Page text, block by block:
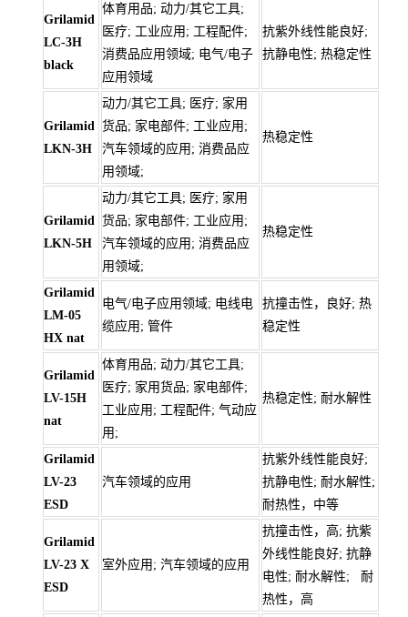
Grilamid
LC-3H
black
体育用品; 动力/其它工具;
医疗; 工业应用; 工程配件;
消费品应用领域; 电气/电子
应用领域
抗紫外线性能良好;
抗静电性; 热稳定性
Grilamid
LKN-3H
动力/其它工具; 医疗; 家用
货品; 家电部件; 工业应用;
汽车领域的应用; 消费品应
用领域;
热稳定性
Grilamid
LKN-5H
动力/其它工具; 医疗; 家用
货品; 家电部件; 工业应用;
汽车领域的应用; 消费品应
用领域;
热稳定性
Grilamid
LM-05
HX nat
电气/电子应用领域; 电线电
缆应用; 管件
抗撞击性，良好; 热
稳定性
Grilamid
LV-15H
nat
体育用品; 动力/其它工具;
医疗; 家用货品; 家电部件;
工业应用; 工程配件; 气动应
用;
热稳定性; 耐水解性
Grilamid
LV-23
ESD
汽车领域的应用
抗紫外线性能良好;
抗静电性; 耐水解性;
耐热性，中等
Grilamid
LV-23 X
ESD
室外应用; 汽车领域的应用
抗撞击性，高; 抗紫
外线性能良好; 抗静
电性; 耐水解性; 耐
热性，高